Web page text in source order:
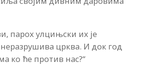
парох улцињски их је
црква. И док год
ко ће против нас?“